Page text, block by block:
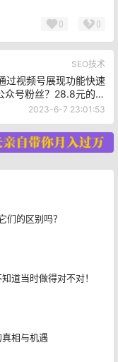
0 0
SEO技术
过视频号展现功能快速
众号粉丝？28.8元的无
限白嫖账号权限方法揭秘
2023-6-7 23:01:53
们的区别吗？
道当时做得对不对！
相与机遇